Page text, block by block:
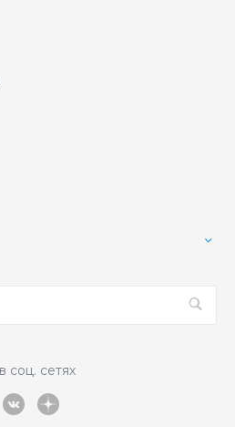
соц. сетях